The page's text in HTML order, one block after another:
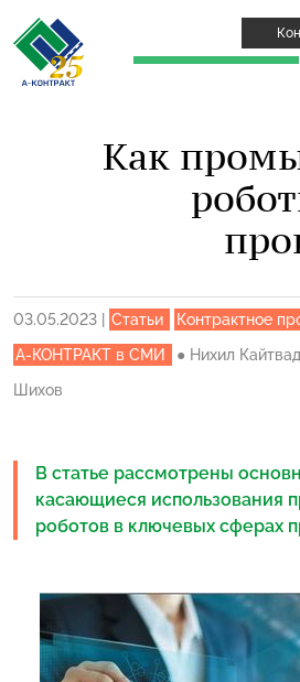
Как
03.05.2023 Статьи
Контрактное
А-КОНТРАКТ в СМИ
● Нихил
Шихов
В статье рассмотрены
касающиеся использования
роботов в ключевых сферах